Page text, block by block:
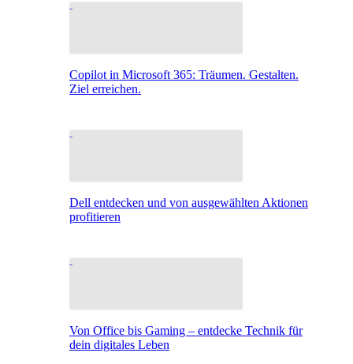
Copilot in Microsoft 365: Träumen. Gestalten.
Ziel erreichen.
Dell entdecken und von ausgewählten Aktionen
profitieren
Von Office bis Gaming – entdecke Technik für
dein digitales Leben